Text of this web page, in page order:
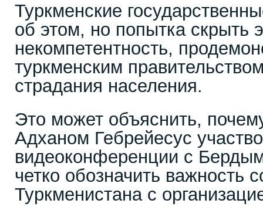
Туркменские
об этом, но попытка скрыть
некомпетентность,
туркменским
страдания населения.
Это может объяснить,
Адханом Гебрейесус
видеоконференции с
четко обозначить важность
Туркменистана с